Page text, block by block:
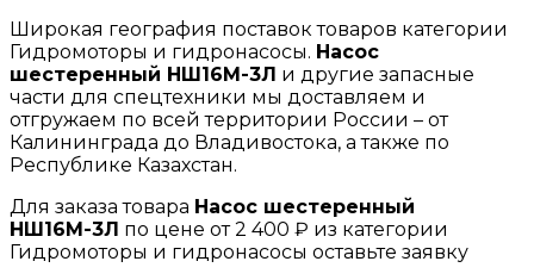
Широкая география поставок товаров категории
Гидромоторы и гидронасосы. Насос
шестеренный НШ16М-3Л и другие запасные
части для спецтехники мы доставляем и
отгружаем по всей территории России – от
Калининграда до Владивостока, а также по
Республике Казахстан.
Для заказа товара Насос шестеренный
НШ16М-3Л по цене от 2 400 ₽ из категории
Гидромоторы и гидронасосы оставьте заявку